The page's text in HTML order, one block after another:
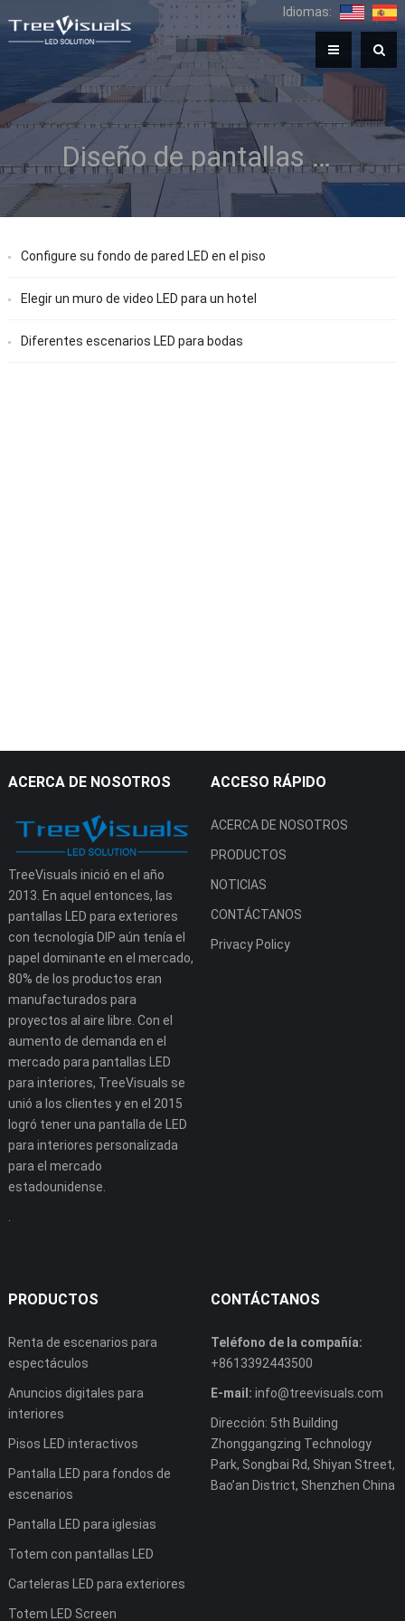
Idiomas:
Diseño de pantallas LED para bodas
Configure su fondo de pared LED en el piso
Elegir un muro de video LED para un hotel
Diferentes escenarios LED para bodas
ACERCA DE NOSOTROS
TreeVisuals inició en el año
2013. En aquel entonces, las
pantallas LED para exteriores
con tecnología DIP aún tenía el
papel dominante en el mercado,
80% de los productos eran
manufacturados para
proyectos al aire libre. Con el
aumento de demanda en el
mercado para pantallas LED
para interiores, TreeVisuals se
unió a los clientes y en el 2015
logró tener una pantalla de LED
para interiores personalizada
para el mercado
estadounidense.
ACCESO RÁPIDO
ACERCA DE NOSOTROS
PRODUCTOS
NOTICIAS
CONTÁCTANOS
Privacy Policy
PRODUCTOS
Renta de escenarios para
espectáculos
Anuncios digitales para
interiores
Pisos LED interactivos
Pantalla LED para fondos de
escenarios
Pantalla LED para iglesias
Totem con pantallas LED
Carteleras LED para exteriores
Totem LED Screen
CONTÁCTANOS
Teléfono de la compañía:
+8613392443500
E-mail: info@treevisuals.com
Dirección: 5th Building
Zhonggangzing Technology
Park, Songbai Rd, Shiyan Street,
Bao’an District, Shenzhen China